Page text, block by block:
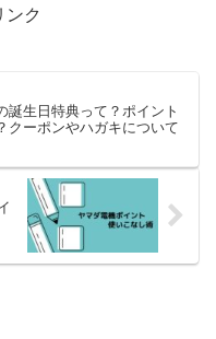
ンク
誕生日特典って？ポイント
クーポンやハガキについて